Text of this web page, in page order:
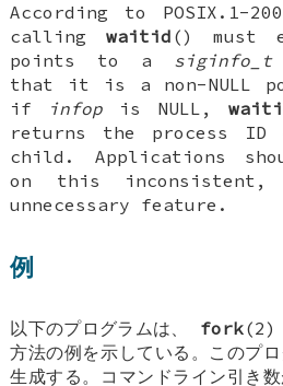
According to POSIX.1-
callingwaitid () must
points to a siginfo_t
that it is a non-NULL
if
infop is NULL,
returns the process
child. Applications
on this inconsistent,
unnecessary feature.
例
以下のプログラムは、 fork(2)
方法の例を示している。このプ
生成する。コマンドライン引き